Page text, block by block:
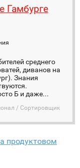
Гамбурге
среднего
диванов на
Знания
Б и даже...
/ Сортировщик
продуктовом